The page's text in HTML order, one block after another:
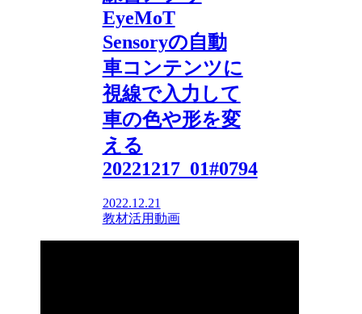
EyeMoT
Sensoryの自動
車コンテンツに
視線で入力して
車の色や形を変
える
20221217_01#0794
2022.12.21
教材活用動画